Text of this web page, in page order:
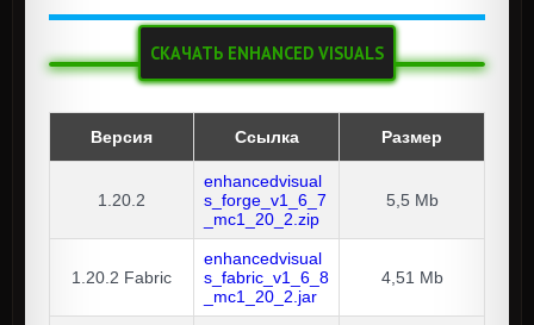
СКАЧАТЬ ENHANCED VISUALS
Версия Ссылка Размер
1.20.2
enhancedvisual
s_forge_v1_6_7
_mc1_20_2.zip
5,5 Mb
1.20.2 Fabric
enhancedvisual
s_fabric_v1_6_8
_mc1_20_2.jar
4,51 Mb